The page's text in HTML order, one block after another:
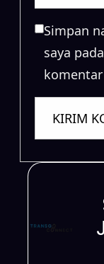
Simpan
saya